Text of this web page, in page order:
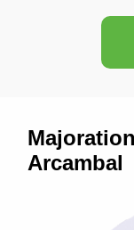
Arcambal